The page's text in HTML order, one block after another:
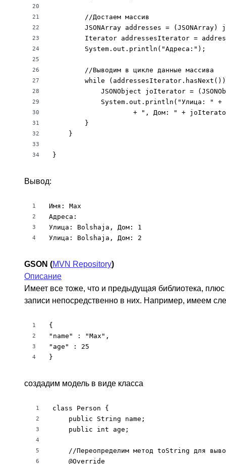
20
21
22
23
24
25
26
27
28
29
30
31
32
33
34
        //Достаем массив
JSONArray addresses = (JSONArray)
Iterator addressesIterator =
        System.out.println("Адреса:");
        //Выводим в цикле данные массива
while
JSONObject joIterator =
System.out.println("Улица: " +
+ ", Дом: " +
        }
    }
}
Вывод:
1
2
3
4
Имя: Max
Адреса:
Улица: Bolshaja, Дом: 1
Улица: Bolshaja, Дом: 2
GSON (MVN Repository)
Описание
Имеет все тоже, что и предыдущая библиотека,
записи непосредственно в них. Например, имеем
1
2
3
4
{
"name" : "Max",
"age" : 25
}
создадим модель в виде класса
1
2
3
4
5
6
class Person {
    public String name;
    public int age;
//Переопределим метод toString для
    @Override